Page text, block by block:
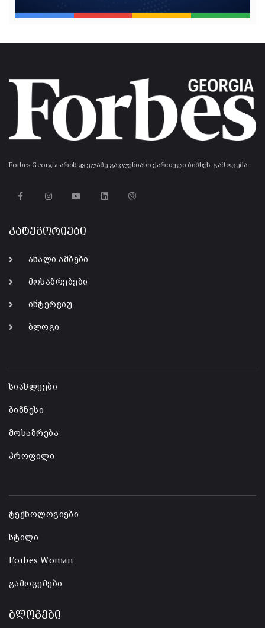
Forbes Georgia არის ყველაზე გავლენიანი ქართული ბიზნეს-გამოცემა.
კატეგორიები
ახალი ამბები
მოსაზრებები
ინტერვიუ
ბლოგი
სიახლეები
ბიზნესი
მოსაზრება
პროფილი
ტექნოლოგიები
სტილი
Forbes Woman
გამოცემები
ბლოგები